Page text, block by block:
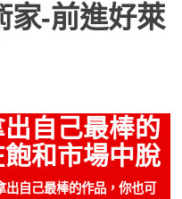
家-前進好萊
自己最棒的
和市場中脫
出自己最棒的作品，你也可